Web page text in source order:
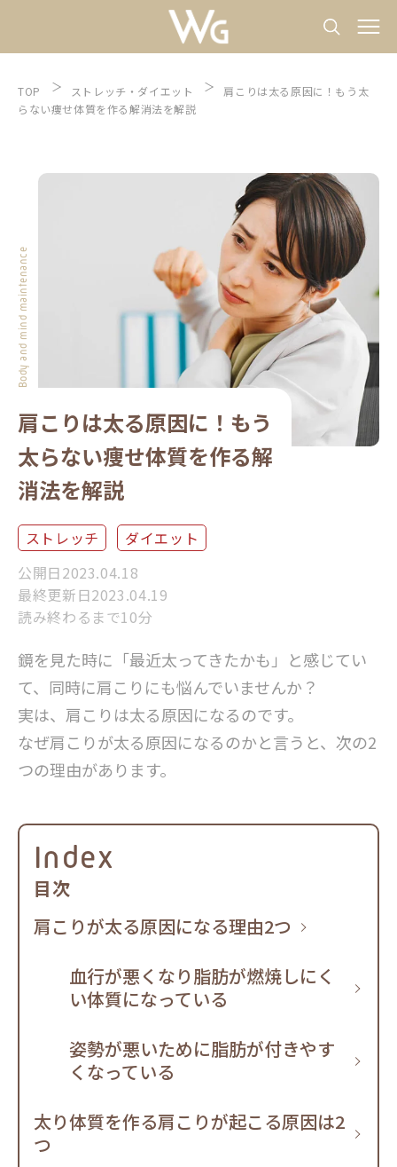
TOP ストレッチ ダイエット
肩こりは太る原因に！もう太
らない痩せ体質を作る解消法を解説
Body and mind maintenance
肩こりは太る原因に！もう
太らない痩せ体質を作る解
消法を解説
ストレッチ
ダイエット
公開日2023.04.18
最終更新日2023.04.19
読み終わるまで10分
鏡を見た時に「最近太ってきたかも」と感じてい
て、同時に肩こりにも悩んでいませんか？
実は、肩こりは太る原因になるのです。
なぜ肩こりが太る原因になるのかと言うと、次の2
つの理由があります。
Index
目次
肩こりが太る原因になる理由2つ
血行が悪くなり脂肪が燃焼しにく
い体質になっている
姿勢が悪いために脂肪が付きやす
くなっている
太り体質を作る肩こりが起こる原因は2
つ